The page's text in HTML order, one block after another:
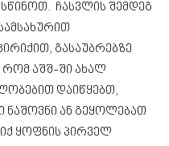
ჩასვლის შემდეგ
გასაუბრებზე
აშშ-ში ახალ
დაიწყებთ,
ნაშოვნი ან გეყოლებათ
ყოფნის პირველ